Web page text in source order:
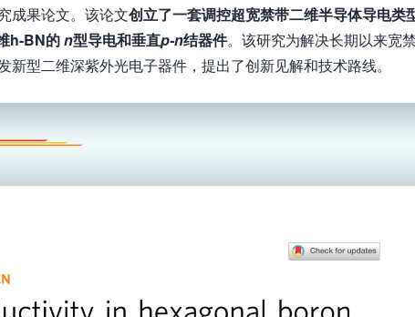
成果论文。该论文创立了一套调控超宽禁带二维半导体导电类
h-BN的n型导电和垂直p-n结器件。该研究为解决长期以来宽
型二维深紫外光电子器件，提出了创新见解和技术路线。